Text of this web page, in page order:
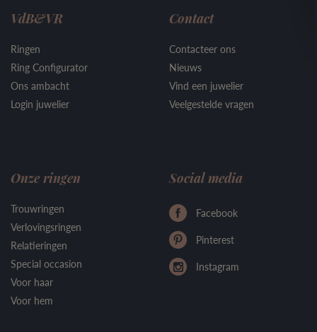
VdB&VR
Ringen
Ring Configurator
Ons ambacht
Login juwelier
Contact
Contacteer ons
Nieuws
Vind een juwelier
Veelgestelde vragen
Onze ringen
Trouwringen
Verlovingsringen
Relatieringen
Special occasion
Voor haar
Voor hem
Social media
Facebook
Pinterest
Instagram